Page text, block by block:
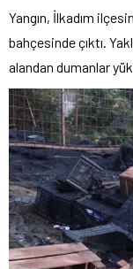
Yangın, İlkadım
bahçesinde çıktı.
alandan dumanlar